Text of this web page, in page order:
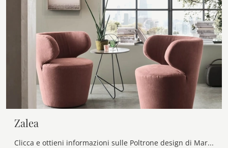
Zalea
Clicca e ottieni informazioni sulle Poltrone design di Maronese! Differenti modelli in tessuto, come Zalea, ti attendono.